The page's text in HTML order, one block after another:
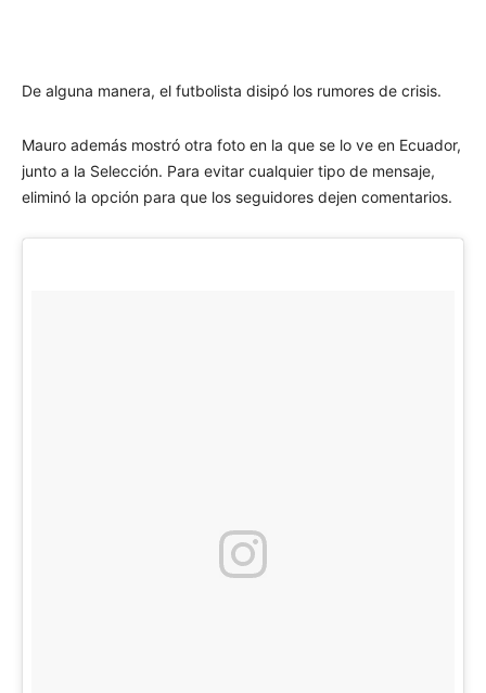
De alguna manera, el futbolista disipó los rumores de crisis.
Mauro además mostró otra foto en la que se lo ve en Ecuador,
junto a la Selección. Para evitar cualquier tipo de mensaje,
eliminó la opción para que los seguidores dejen comentarios.